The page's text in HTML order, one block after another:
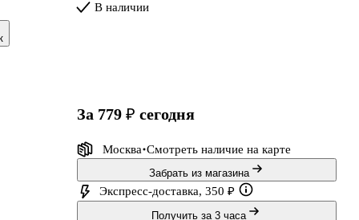
В наличии
за 779 ₽ сегодня
Москва Смотреть наличие на карте
Забрать из магазина
Экспресс-доставка, 350 ₽
Получить за 3 часа